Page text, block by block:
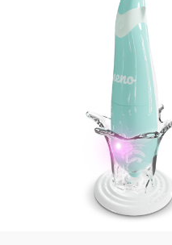
Click to enlarge